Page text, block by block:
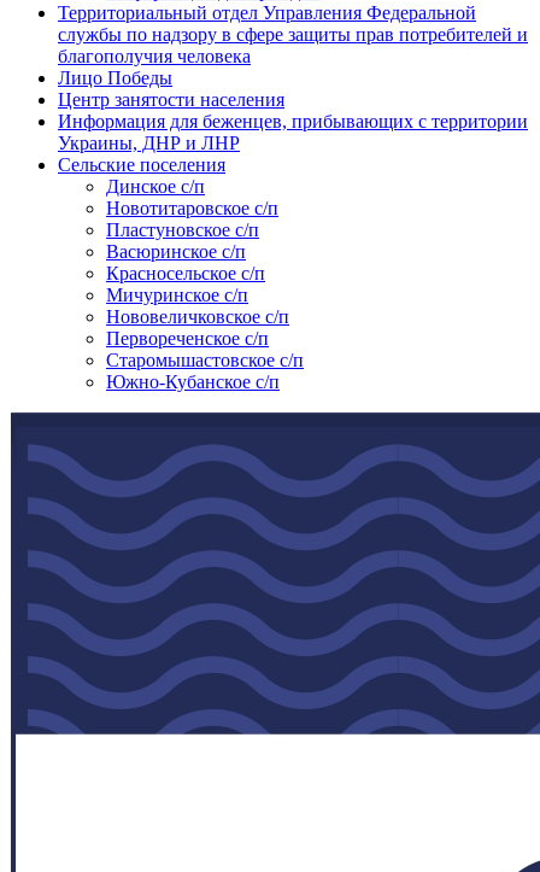
Территориальный отдел Управления Федеральной
службы по надзору в сфере защиты прав потребителей и
благополучия человека
Лицо Победы
Центр занятости населения
Информация для беженцев, прибывающих с территории
Украины, ДНР и ЛНР
Сельские поселения
Динское с/п
Новотитаровское с/п
Пластуновское с/п
Васюринское с/п
Красносельское с/п
Мичуринское с/п
Нововеличковское с/п
Первореченское с/п
Старомышастовское с/п
Южно-Кубанское с/п